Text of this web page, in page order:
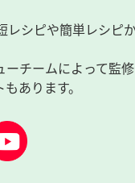
レシピや簡単レシピ
チームによって監
あります。